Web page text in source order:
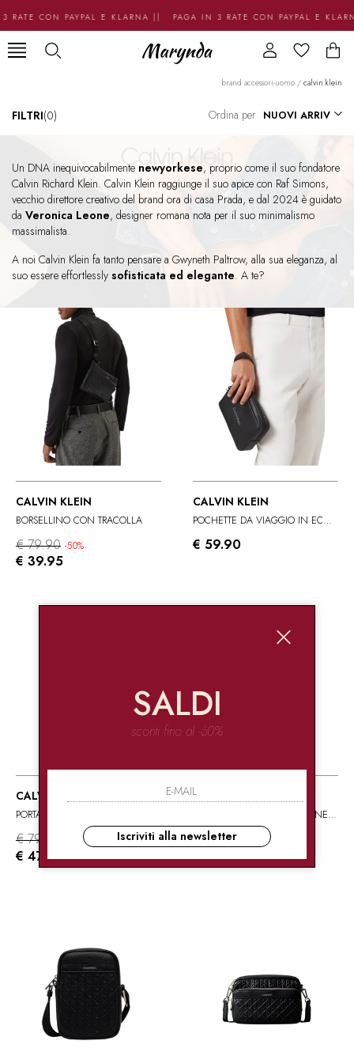
CON PAYPAL E KLARNA || PAGA IN 3 RATE CON PAYPAL E
brand accessori-uomo / calvin klein
FILTRI(0) Ordina per
Un DNA inequivocabilmente newyorkese, proprio come il suo fondatore
Calvin Richard Klein. Calvin Klein raggiunge il suo apice con Raf Simons,
vecchio direttore creativo del brand ora di casa Prada, e dal 2024 è guidato
da Veronica Leone, designer romana nota per il suo minimalismo
massimalista.
A noi Calvin Klein fa tanto pensare a Gwyneth Paltrow, alla sua eleganza, al
suo essere effortlessly sofisticata ed elegante. A te?
CALVIN KLEIN
BORSELLINO CON TRACOLLA
€ 79.90 -50%
€ 39.95
CALVIN KLEIN
POCHETTE DA VIAGGIO IN ECOPELLE
€ 59.90
CALVIN KLEIN
PORTAFOGLIO NERO
€ 79.90 -40%
€ 47.94
CALVIN KLEIN
PORTAFOGLIO MONOGRAM NERO
€ 79.90
€ 47.94
SALDI
sconti fino al -60%
Iscriviti alla newsletter